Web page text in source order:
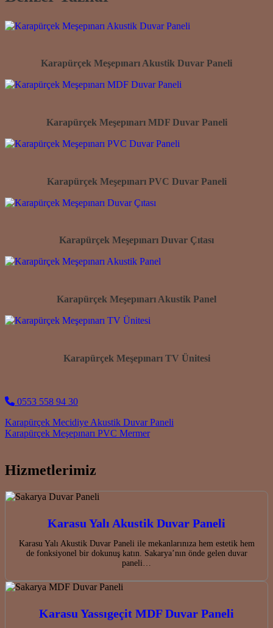
Karapürçek Meşepınarı Akustik Duvar Paneli
Karapürçek Meşepınarı MDF Duvar Paneli
Karapürçek Meşepınarı PVC Duvar Paneli
Karapürçek Meşepınarı Duvar Çıtası
Karapürçek Meşepınarı Akustik Panel
Karapürçek Meşepınarı TV Ünitesi
0553 558 94 30
Post navigation
Karapürçek Mecidiye Akustik Duvar Paneli
Karapürçek Meşepınarı PVC Mermer
Hizmetlerimiz
Karasu Yalı Akustik Duvar Paneli
Karasu Yalı Akustik Duvar Paneli ile mekanlarınıza hem estetik hem
de fonksiyonel bir dokunuş katın. Sakarya’nın önde gelen duvar
paneli…
Karasu Yassıgeçit MDF Duvar Paneli